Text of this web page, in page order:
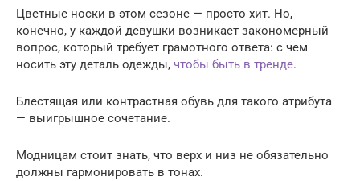
Цветные носки в этом сезоне — просто хит. Но,
конечно, у каждой девушки возникает закономерный
вопрос, который требует грамотного ответа: с чем
носить эту деталь одежды, чтобы быть в тренде.
Блестящая или контрастная обувь для такого атрибута
— выигрышное сочетание.
Модницам стоит знать, что верх и низ не обязательно
должны гармонировать в тонах.